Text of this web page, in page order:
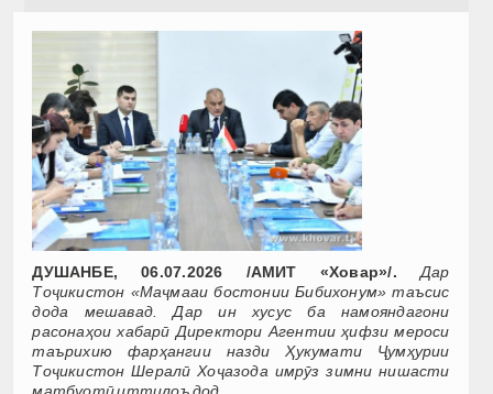
ДУШАНБЕ, 06.07.2026 /АМИТ «Ховар»/.
Дар
Тоҷикистон «Маҷмааи бостонии Бибихонум» таъсис
дода мешавад. Дар ин хусус ба намояндагони
расонаҳои хабарӣ Директори Агентии ҳифзи мероси
таърихию фарҳангии назди Ҳукумати Ҷумҳурии
Тоҷикистон Шералӣ Хоҷазода имрӯз зимни нишасти
матбуотӣ иттилоъ дод.